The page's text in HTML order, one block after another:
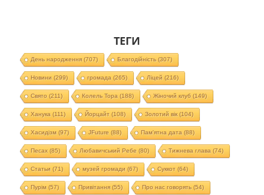
ТЕГИ
День народження(707) Благодійність (307)
Новини (299) громада (265) Ліцей (216)
Свято (211) Колель Тора (188) Жіночий клуб (149)
Ханука (111) Йорцайт (108) Золотий вік(104)
Хасидізм (97) JFuture (88) Пам'ятна дата (88)
Песах(85) Любавичський Ребе (80) Тижнева глава (74)
Статьи (71) музей громади (67) Суккот (64)
Пурім (57) Привітання(55) Про нас говорять (54)